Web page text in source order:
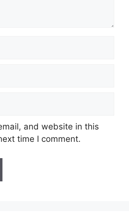
and website in this
time I comment.